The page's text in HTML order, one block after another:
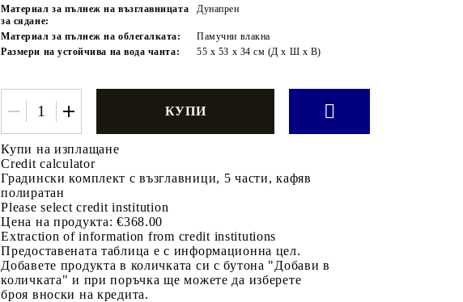
Материал за пълнеж на възглавницата
за сядане:
Дунапрен
Материал за пълнеж на облегалката:
Памучни влакна
Размери на устойчива на вода чанта:
55 x 53 x 34 см (Д x Ш x В)
Купи на изплащане
Credit calculator
Градински комплект с възглавници, 5 части, кафяв
полиратан
Please select credit institution
Цена на продукта: €368.00
Extraction of information from credit institutions
Предоставената таблица е с информационна цел.
Добавете продукта в количката си с бутона "Добави в
количката" и при поръчка ще можете да изберете
броя вноски на кредита.